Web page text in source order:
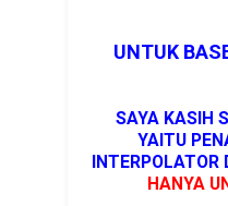
UNTUK
SAYA KASIH
YAITU
HANYA